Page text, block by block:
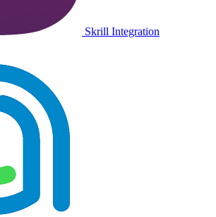
Skrill Integration